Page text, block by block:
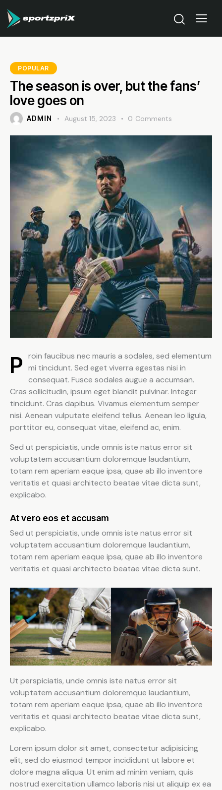
POPULAR
The season is over, but the fans’
love goes on
ADMIN August 15, 2023 0 Comments
Proin faucibus nec mauris a sodales, sed elementum mi tincidunt. Sed eget viverra egestas nisi in
consequat. Fusce sodales augue a accumsan.
Cras sollicitudin, ipsum eget blandit pulvinar. Integer
tincidunt. Cras dapibus. Vivamus elementum semper
nisi. Aenean vulputate eleifend tellus. Aenean leo ligula,
porttitor eu, consequat vitae, eleifend ac, enim.
Sed ut perspiciatis, unde omnis iste natus error sit
voluptatem accusantium doloremque laudantium,
totam rem aperiam eaque ipsa, quae ab illo inventore
veritatis et quasi architecto beatae vitae dicta sunt,
explicabo.
At vero eos et accusam
Sed ut perspiciatis, unde omnis iste natus error sit
voluptatem accusantium doloremque laudantium,
totam rem aperiam eaque ipsa, quae ab illo inventore
veritatis et quasi architecto beatae vitae dicta sunt.
Ut perspiciatis, unde omnis iste natus error sit
voluptatem accusantium doloremque laudantium,
totam rem aperiam eaque ipsa, quae ab illo inventore
veritatis et quasi architecto beatae vitae dicta sunt,
explicabo.
Lorem ipsum dolor sit amet, consectetur adipisicing
elit, sed do eiusmod tempor incididunt ut labore et
dolore magna aliqua. Ut enim ad minim veniam, quis
nostrud exercitation ullamco laboris nisi ut aliquip ex ea